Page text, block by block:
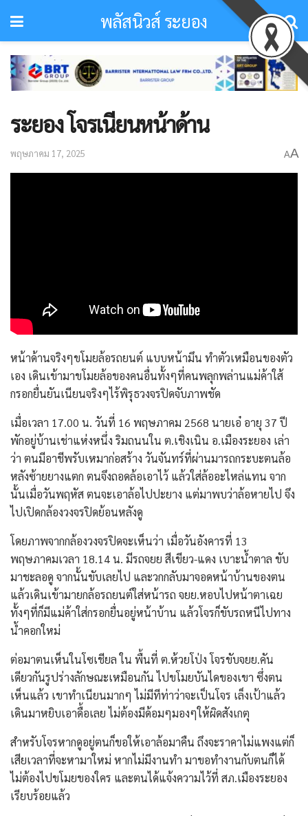
พลัสนิวส์ ระยอง
ระยอง โจรเนียนหน้าด้าน
พฤษภาคม 17, 2025 AA
หน้าด้านจริงๆขโมยล้อรถยนต์ แบบหน้ามึน ทำตัวเหมือนของตัว
เอง เดินเข้ามาขโมยล้อของคนอื่นทั้งๆที่คนพลุกพล่านแม่ค้าใส้
กรอกยื่นยันเนียนจริงๆไร้พิรุธวงจรปิดจับภาพชัด
เมื่อเวลา 17.00 น. วันที่ 16 พฤษภาคม 2568 นายเอ๋ อายุ 37 ปี
พักอยู่บ้านเช่าแห่งหนึ่ง ริมถนนใน ต.เชิงเนิน อ.เมืองระยอง เล่า
ว่า ตนมีอาชีพรับเหมาก่อสร้าง วันจันทร์ที่ผ่านมารถกระบะตนล้อ
หลังซ้ายยางแตก ตนจึงถอดล้อเอาไว้ แล้วใส่ล้ออะไหล่แทน จาก
นั้นเมื่อวันพฤหัส ตนจะเอาล้อไปปะยาง แต่มาพบว่าล้อหายไป จึง
ไปเปิดกล้องวงจรปิดย้อนหลังดู
โดยภาพจากกล้องวงจรปิดจะเห็นว่า เมื่อวันอังคารที่ 13
พฤษภาคมเวลา 18.14 น. มีรถจยย สีเขียว-แดง เบาะน้ำตาล ขับ
มาชะลอดู จากนั้นขับเลยไป และวกกลับมาจอดหน้าบ้านของตน
แล้วเดินเข้ามายกล้อรถยนต์ใส่หน้ารถ จยย.หอบไปหน้าตาเฉย
ทั้งๆที่ก็มีแม่ค้าใส่กรอกยื่นอยู่หน้าบ้าน แล้วโจรก็ขับรถหนีไปทาง
น้ำคอกใหม่
ต่อมาตนเห็นในโซเชียล ใน พื้นที่ ต.ห้วยโป่ง โจรขับจยย.คัน
เดียวกันรูปร่างลักษณะเหมือนกัน ไปขโมยบันไดของเขา ซึ่งตน
เห็นแล้ว เขาทำเนียนมากๆ ไม่มีทีท่าว่าจะเป็นโจร เล็งเป้าแล้ว
เดินมาหยิบเอาดื้อเลย ไม่ต้องมีด้อมๆมองๆให้ผิดสังเกตุ
สำหรับโจรหากดูอยู่ตนก็ขอให้เอาล้อมาคืน ถึงจะราคาไม่แพงแต่ก็
เสียเวลาที่จะหามาใหม่ หากไม่มีงานทำ มาขอทำงานกับตนก็ได้
ไม่ต้องไปขโมยของใคร และตนได้แจ้งความไว้ที่ สภ.เมืองระยอง
เรียบร้อยแล้ว